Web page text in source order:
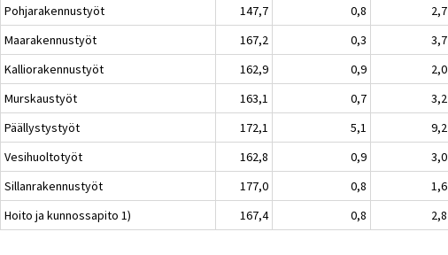
Pohjarakennustyöt
147,7 0,8
2,7
Maarakennustyöt
167,2 0,3
3,7
Kalliorakennustyöt
162,9 0,9
2,0
Murskaustyöt
163,1 0,7
3,2
Päällystystyöt
172,1 5,1
9,2
Vesihuoltotyöt
162,8 0,9
3,0
Sillanrakennustyöt
177,0 0,8
1,6
Hoito ja kunnossapito 1)
167,4 0,8 2,8